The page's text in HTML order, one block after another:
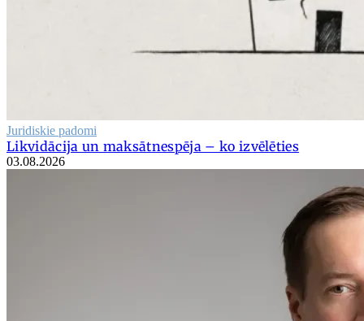
Juridiskie padomi
Likvidācija un maksātnespēja – ko izvēlēties
03.08.2026